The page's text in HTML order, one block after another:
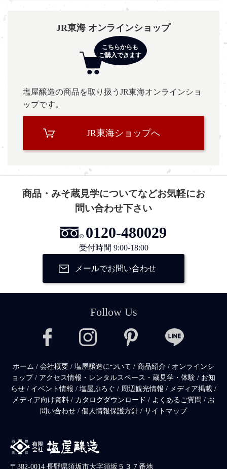
JR東海 オンラインショップ
塩屋醸造の商品を取り扱うJR東海オンラインショ
ップです。
JR東海ショップへ
商品・みそ蔵見学についてなどお気軽にお
問い合わせ下さい
0120-480029
受付時間 9:00-18:00
メールでお問い合わせ
Follow Us
ホーム / 会社概要 / 塩屋醸造について / 商品紹介 / オンラインシ
ョップ/ アクセス情報・レンタルスペース・蔵見学・体験 / お知
らせ / イベント情報 / 塩屋ぶろぐ / 周辺観光情報 / メディア掲載 /
メディア向け資料 / カタログダウンロード / よくあるご質問 / お
問い合わせ / 個人情報保護方針 / サイトマップ
〒382-0014 長野県須坂市大字須坂５３７番地